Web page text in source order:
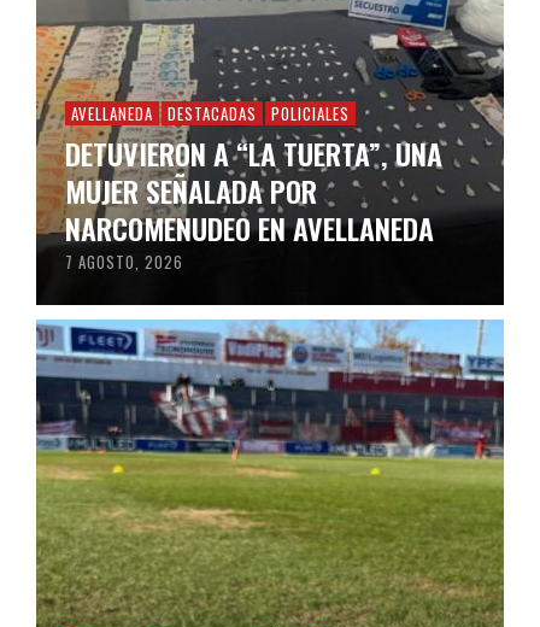
AVELLANEDA DESTACADAS POLICIALES
DETUVIERON A “LA TUERTA”, UNA
MUJER SEÑALADA POR
NARCOMENUDEO EN AVELLANEDA
7 AGOSTO, 2026